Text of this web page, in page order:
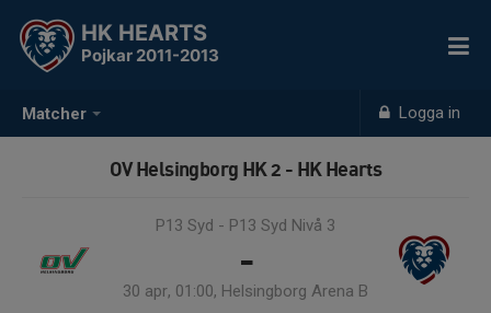
Matcher Logga in
HK HEARTS
Pojkar 2011-2013
OV Helsingborg HK 2 - HK Hearts
P13 Syd - P13 Syd Nivå 3
-
30 apr, 01:00, Helsingborg Arena B